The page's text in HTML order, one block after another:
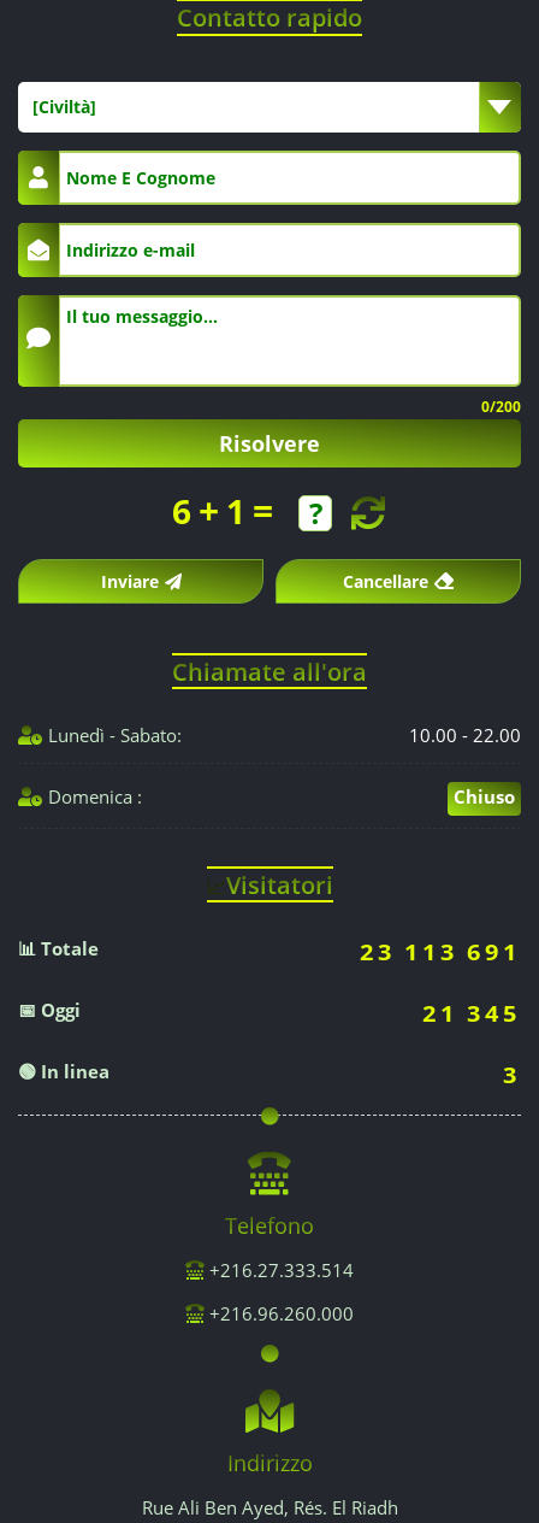
Contatto rapido
[Civiltà]
0/200
Risolvere
6 + 1 =
Inviare Cancellare
Chiamate all'ora
Lunedì - Sabato: 10.00 - 22.00
Domenica : Chiuso
📈Visitatori
📊 Totale 23 113 691
📅 Oggi 21 345
🟢 In linea 3
Telefono
+216.27.333.514
+216.96.260.000
Indirizzo
Rue Ali Ben Ayed, Rés. El Riadh